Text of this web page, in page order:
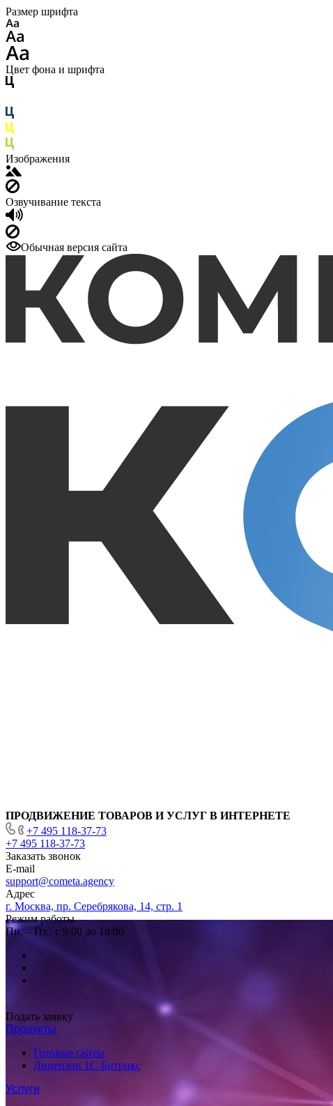
Размер шрифта
Цвет фона и шрифта
Изображения
Озвучивание текста
Обычная версия сайта
ПРОДВИЖЕНИЕ ТОВАРОВ И УСЛУГ В ИНТЕРНЕТЕ
+7 495 118-37-73
+7 495 118-37-73
Заказать звонок
E-mail
support@cometa.agency
Адрес
г. Москва, пр. Серебрякова, 14, стр. 1
Режим работы
Пн. – Пт.: с 9:00 до 18:00
Подать заявку
Продукты
Готовые сайты
Лицензии 1С-Битрикс
Услуги